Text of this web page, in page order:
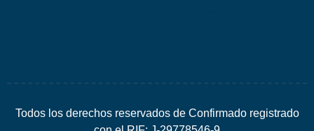
Todos los derechos reservados de Confirmado registrado